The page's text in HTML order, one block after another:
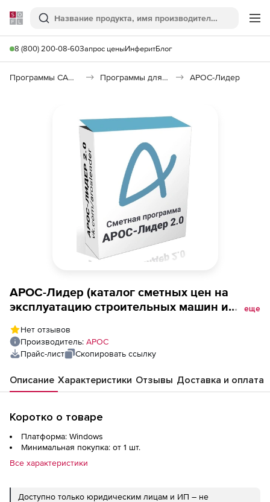
Softline
Поиск
8 (800) 200-08-60Запрос ценыИнферитБлог
Программы САПР и ГИС Программы для документооборота АРОС-Лидер
АРОС-Лидер (каталог сметных цен на
эксплуатацию строительных машин и
ТЕР-2001, ДПО УРЦЦС, за 1 квартал),
Республики Удмуртия 2-е и последующие
еще
Нет отзывов
Производитель: АРОС
Прайс-лист
Скопировать ссылку
Описание Характеристики Отзывы Доставка и оплата
Коротко о товаре
Платформа: Windows
Минимальная покупка: от 1 шт.
Все характеристики
Доступно только юридическим лицам и ИП – не